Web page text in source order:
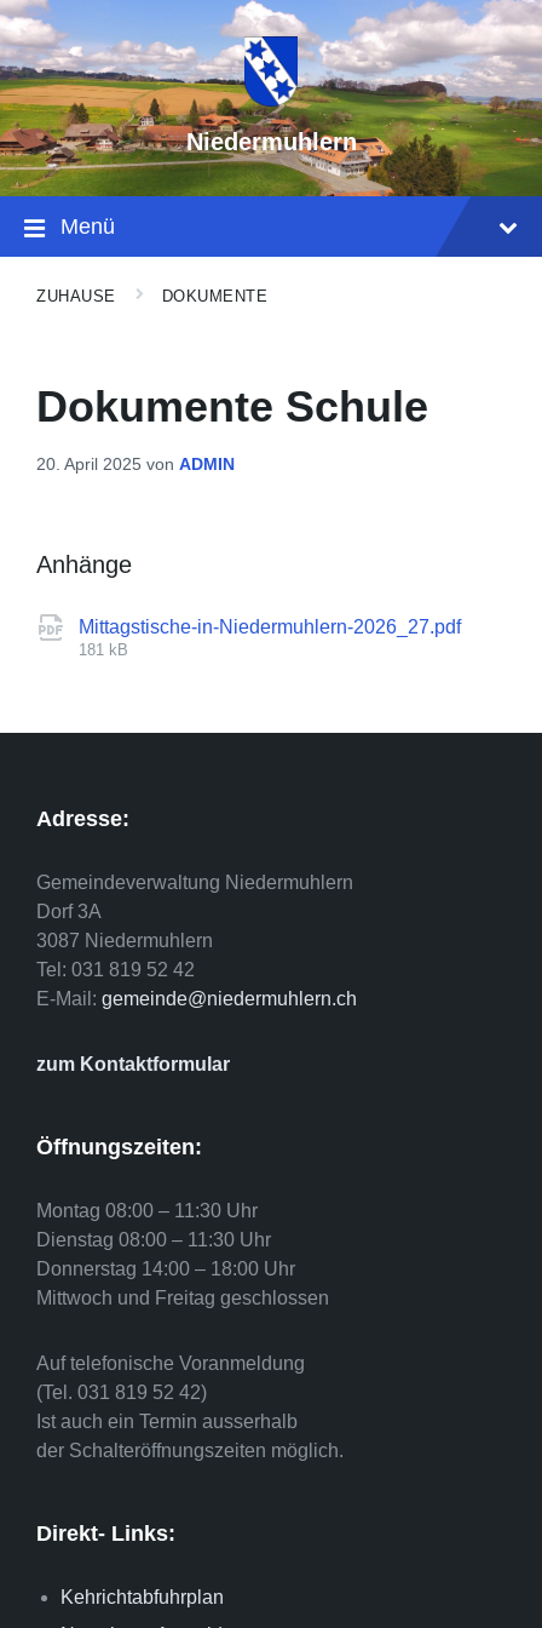
Niedermuhlern
Menü
ZUHAUSE DOKUMENTE
Dokumente Schule
20. April 2025 von ADMIN
Anhänge
Mittagstische-in-Niedermuhlern-2026_27.pdf
181 kB
Adresse:
Gemeindeverwaltung Niedermuhlern
Dorf 3A
3087 Niedermuhlern
Tel: 031 819 52 42
E-Mail: gemeinde@niedermuhlern.ch
zum Kontaktformular
Öffnungszeiten:
Montag 08:00 – 11:30 Uhr
Dienstag 08:00 – 11:30 Uhr
Donnerstag 14:00 – 18:00 Uhr
Mittwoch und Freitag geschlossen
Auf telefonische Voranmeldung
(Tel. 031 819 52 42)
Ist auch ein Termin ausserhalb
der Schalteröffnungszeiten möglich.
Direkt- Links:
Kehrichtabfuhrplan